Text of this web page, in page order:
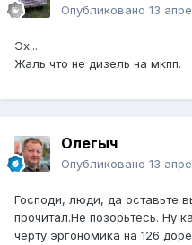
Опубликовано 13
Эх...
Жаль что не дизель на мкпп.
Олегыч
Опубликовано 13
Господи, люди, да оставьте
прочитал.Не позорьтесь. Ну
чёрту эргономика на 126